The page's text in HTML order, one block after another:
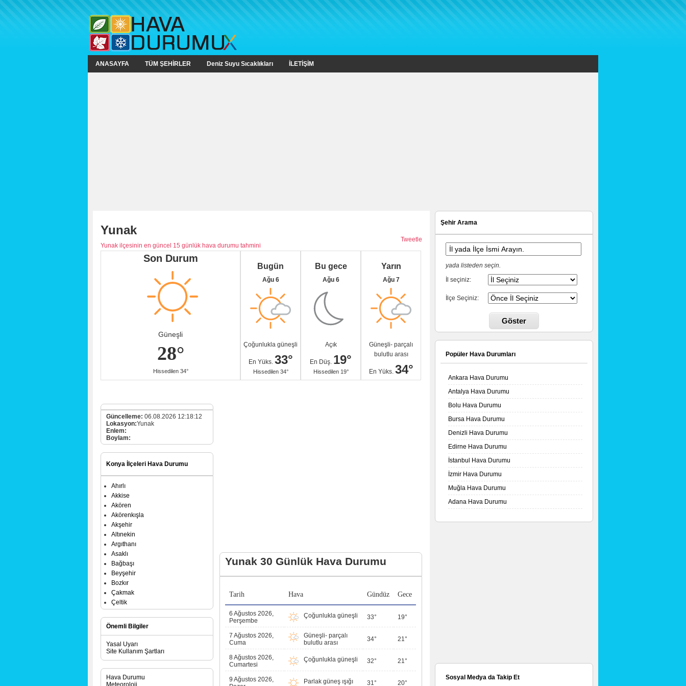
ANASAYFA TÜM ŞEHİRLER Deniz Suyu Sıcaklıkları İLETİŞİM
Yunak
Yunak ilçesinin en güncel 15 günlük hava durumu tahmini
Tweetle
Yunak 30 Günlük Hava Durumu
Tarih Hava Gündüz Gece
6 Ağustos 2026,
Perşembe
Çoğunlukla güneşli 33° 19°
7 Ağustos 2026,
Cuma
Güneşli- parçalı
bulutlu arası
34° 21°
8 Ağustos 2026,
Cumartesi
Çoğunlukla güneşli 32° 21°
9 Ağustos 2026,
Parlak güneş ışığı 31° 20°
Son Durum
Güneşli
28°
Hissedilen 34°
Bugün
Ağu 6
Çoğunlukla güneşli
En Yüks. 33°
Hissedilen 34°
Bu gece
Ağu 6
Açık
En Düş. 19°
Hissedilen 19°
Yarın
Ağu 7
Güneşli- parçalı
bulutlu arası
En Yüks. 34°
Güncelleme: 06.08.2026 12:18:12
Lokasyon:Yunak
Enlem:
Boylam:
Konya İlçeleri Hava Durumu
Ahırlı
Akkise
Akören
Akörenkışla
Akşehir
Altınekin
Argıthanı
Asaklı
Bağbaşı
Beyşehir
Bozkır
Çakmak
Çeltik
Derbent
Derebucak
Dineksaray
Doğanbey
Doğanhisar
Önemli Bilgiler
Yasal Uyarı
Site Kullanım Şartları
Hava Durumu
Meteoroloji
Şehir Arama
yada listeden seçin.
İl seçiniz:
İlçe Seçiniz:
Göster
Popüler Hava Durumları
Ankara Hava Durumu
Antalya Hava Durumu
Bolu Hava Durumu
Bursa Hava Durumu
Denizli Hava Durumu
Edirne Hava Durumu
İstanbul Hava Durumu
İzmir Hava Durumu
Muğla Hava Durumu
Adana Hava Durumu
Sosyal Medya da Takip Et